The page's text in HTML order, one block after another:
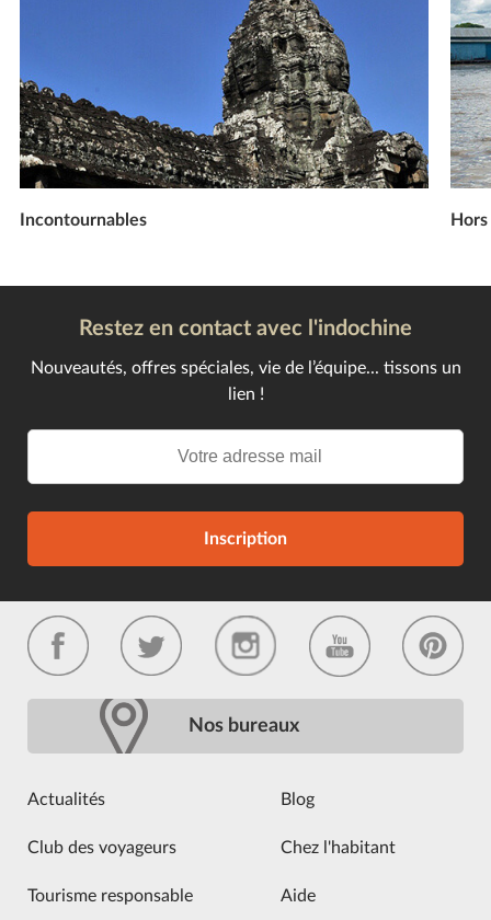
Incontournables
Restez en contact avec l'indochine
Nouveautés, offres spéciales, vie de l’équipe... tissons un
lien !
Inscription
Nos bureaux
Actualités Blog
Club des voyageurs Chez l'habitant
Tourisme responsable Aide